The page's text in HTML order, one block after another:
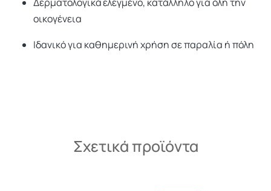
οικογένεια
Ιδανικό για καθημερινή χρήση σε παραλία ή πόλη
Σχετικά προϊόντα